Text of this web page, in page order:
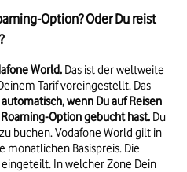
Option? Oder Du reist
World. Das ist der weltweite
Tarif voreingestellt. Das
wenn Du auf Reisen
Option gebucht hast. Du
buchen. Vodafone World gilt in
monatlichen Basispreis. Die
In welcher Zone Dein